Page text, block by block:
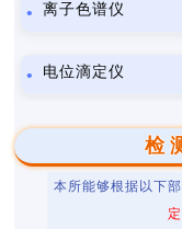
离子色谱仪
电位滴定仪
检
本所能够根据以下